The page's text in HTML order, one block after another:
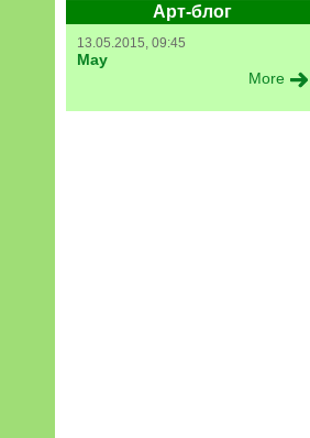
Арт-блог
13.05.2015, 09:45
May
More